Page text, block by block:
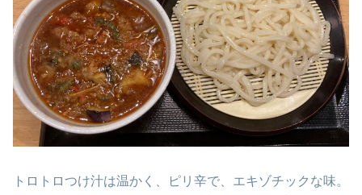
トロトロつけ汁は温かく、ピリ辛で、エキゾチックな味。